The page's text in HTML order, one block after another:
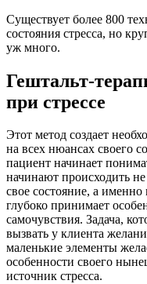
Существует более 800
состояния стресса, но
уж много.
Гештальт-
при стрессе
Этот метод создает
на всех нюансах своего
пациент начинает
начинают происходить не
свое состояние, а именно
глубоко принимает
самочувствия. Задача,
вызвать у клиента
маленькие элементы
особенности своего
источник стресса.